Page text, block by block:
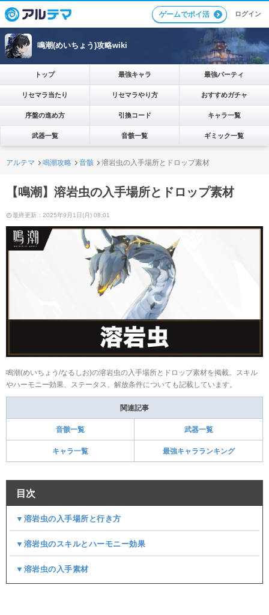
ゲームでポイ活 ログイン
鳴潮(めいちょう)攻略wiki
トップ 最強キャラ 最強パーティ
リセマラ当たり リセマラやり方 おすすめガチャ
序盤の進め方 引換コード キャラ一覧
武器一覧 音骸一覧 ギミック一覧
アルテマ 鳴潮攻略 音骸 溶岩虫の入手場所とドロップ素材
【鳴潮】溶岩虫の入手場所とドロップ素材
最終更新：2025年9月1日(月) 08:01
鳴潮(めいちょう/なるしお)の溶岩虫の入手場所とドロップ素材を掲載。スキル
やハーモニー効果、ステータス、解放条件についても記載しています。
関連記事
音骸一覧 武器一覧
キャラ一覧 最強キャラランキング
目次
▼溶岩虫の入手場所と行き方
▼溶岩虫のスキルとハーモニー効果
▼溶岩虫の入手素材